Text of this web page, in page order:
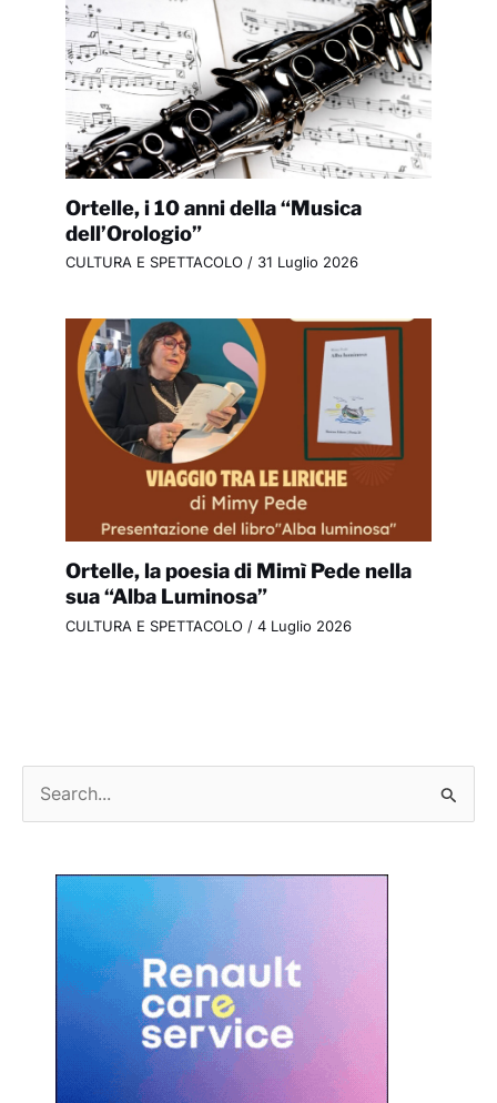
Ortelle, i 10 anni della “Musica
dell’Orologio”
CULTURA E SPETTACOLO / 31 Luglio 2026
Ortelle, la poesia di Mimì Pede nella
sua “Alba Luminosa”
CULTURA E SPETTACOLO / 4 Luglio 2026